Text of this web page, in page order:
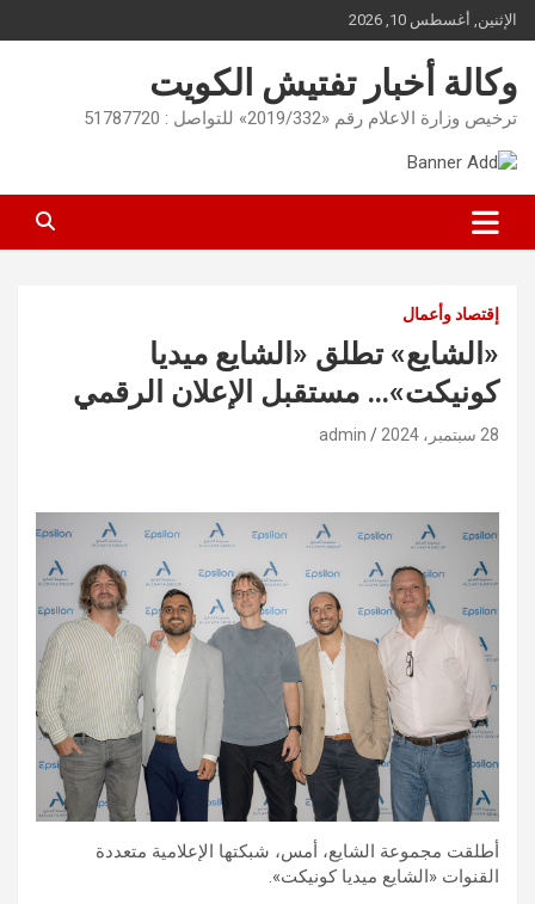
Skip
to
content
الإثنين, أغسطس 10, 2026
وكالة أخبار تفتيش الكويت
ترخيص وزارة الاعلام رقم «2019/332» للتواصل : 51787720
إقتصاد وأعمال
«الشايع» تطلق «الشايع ميديا
كونيكت»… مستقبل الإعلان الرقمي
28 سبتمبر، 2024 admin
أطلقت مجموعة الشايع، أمس، شبكتها الإعلامية متعددة
القنوات «الشايع ميديا كونيكت».